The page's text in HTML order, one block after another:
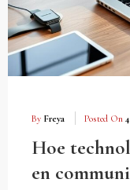
By Freya Posted On
Hoe
en